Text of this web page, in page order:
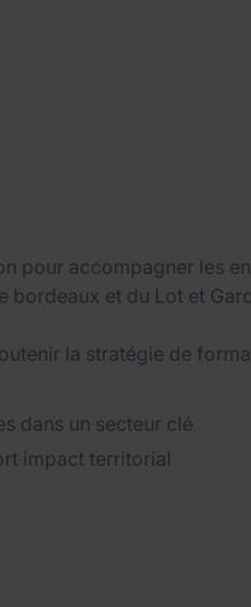
pour accompagner les
bordeaux et du Lot et
la stratégie de
dans un secteur clé
impact territorial